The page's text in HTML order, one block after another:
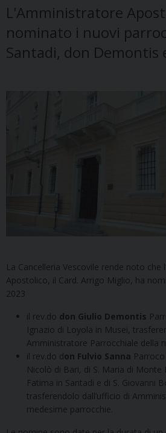
L'Amministratore
nominato i nuovi
Santadi, don Demontis
La Cancelleria Vescovile rende noto che
Apostolico, il Card. Arrigo Miglio, ha
2023
il rev.do don Giulio Demontis
Ignazio di Loyola in Musei,
Amministratore Parrocchiale della
il rev.do don Fulvio Sanna
Nicolò di Bari, di S. Maria di Monte
Fatima in Santadi e di S. Giovanni
trasferendolo dall’ufficio di
medesime parrocchie.